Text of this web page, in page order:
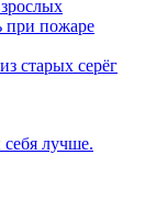
при пожаре
старых серёг
лучше.